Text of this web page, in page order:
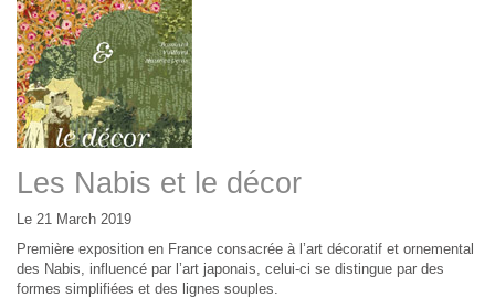
Les Nabis et le décor
Le 21 March 2019
Première exposition en France consacrée à l’art décoratif et ornemental
des Nabis, influencé par l’art japonais, celui-ci se distingue par des
formes simplifiées et des lignes souples.